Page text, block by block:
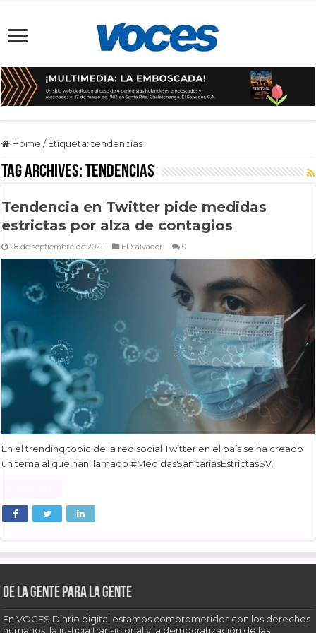
Home / Etiqueta:tendencias
Tag Archives:tendencias
Tendencia en Twitter pide medidas
estrictas por alza de contagios
28 de septiembre de 2021 El Salvador 0
En el trending topic de la red social Twitter en el país se ha creado
un tema al que han llamado #MedidasSanitariasEstrictasSV.
De la gente para la gente
En VOCES Diario digital estamos comprometidos con los derechos
humanos, la justicia transicional y la democratización de las